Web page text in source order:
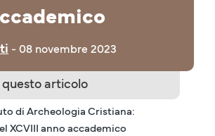
‒ 08 novembre 2023
articolo
di Archeologia Cristiana:
XCVIII anno accademico